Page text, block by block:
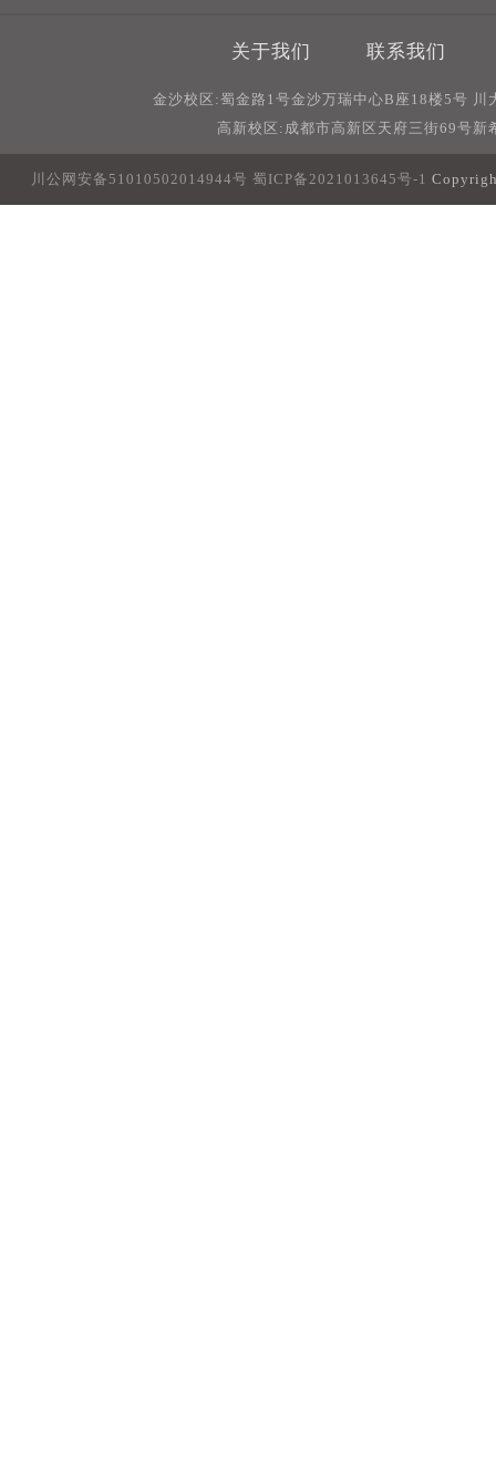
关于我们 联系我们
金沙校区:蜀金路1号金沙万瑞中心B座18楼5号
高新校区:成都市高新区天府三街69号
川公网安备51010502014944号 蜀ICP备2021013645号-1